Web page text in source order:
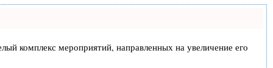
комплекс мероприятий, направленных на увеличение его